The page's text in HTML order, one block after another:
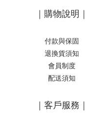
｜購物說明｜
付款與保固
退換貨須知
會員制度
配送須知
｜客戶服務｜